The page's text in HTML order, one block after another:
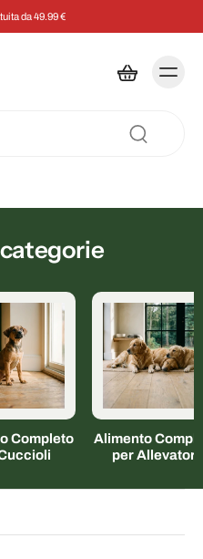
da 49.99 €
Completo
Alimento
per Allevatori